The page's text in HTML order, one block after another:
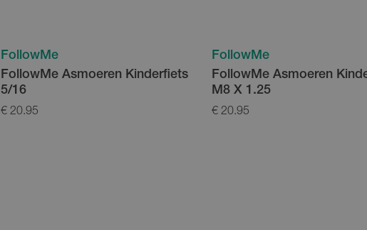
FollowMe
FollowMe Asmoeren Kinderfiets
5/16
€ 20.95
FollowMe
FollowMe Asmoeren
M8 X 1.25
€ 20.95